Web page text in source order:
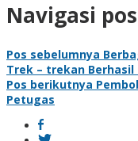
Navigasi pos
Pos sebelumnya
Trek – trekan Berhasil
Pos berikutnya
Petugas